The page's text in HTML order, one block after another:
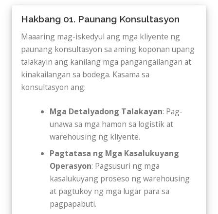
Hakbang 01. Paunang Konsultasyon
Maaaring mag-iskedyul ang mga kliyente ng
paunang konsultasyon sa aming koponan upang
talakayin ang kanilang mga pangangailangan at
kinakailangan sa bodega. Kasama sa
konsultasyon ang:
Mga Detalyadong Talakayan: Pag-
unawa sa mga hamon sa logistik at
warehousing ng kliyente.
Pagtatasa ng Mga Kasalukuyang
Operasyon: Pagsusuri ng mga
kasalukuyang proseso ng warehousing
at pagtukoy ng mga lugar para sa
pagpapabuti.